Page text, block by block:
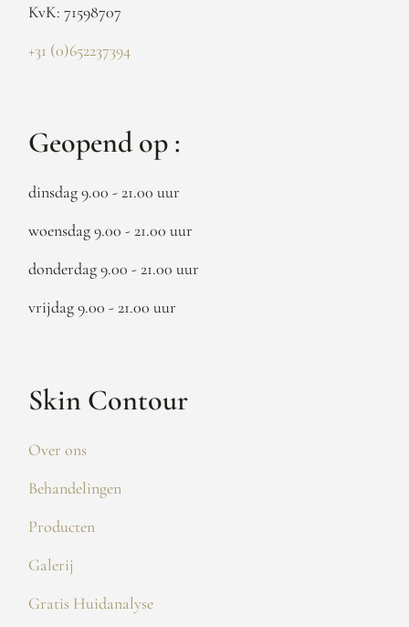
KvK: 71598707
+31 (0)652237394
Geopend op :
dinsdag 9.00 - 21.00 uur
woensdag 9.00 - 21.00 uur
donderdag 9.00 - 21.00 uur
vrijdag 9.00 - 21.00 uur
Skin Contour
Over ons
Behandelingen
Producten
Galerij
Gratis Huidanalyse